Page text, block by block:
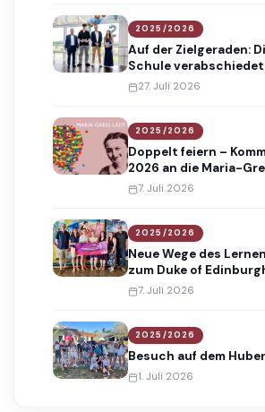
2025/2026
Auf der Zielgeraden:
Schule verabschiedet
Absolventinnen und
27. Juli 2026
2025/2026
Doppelt feiern –
2026 an die Maria-
7. Juli 2026
2025/2026
Neue Wege des
zum Duke of
Award
7. Juli 2026
2025/2026
Besuch auf dem
1. Juli 2026